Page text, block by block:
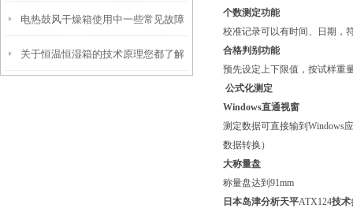
必要的损失
电热鼓风干燥箱使用中一些常见故障
分析
关于恒温恒湿箱的技术原理您都了解
个数测定功能
校准记录可以有时间、日期，
合格判别功能
预先设定上下限值，按试样重
公式化测定
Windows直通视窗
测定数据可直接输到Windows
数据转换）
大称量盘
称量盘达到91mm
日本岛津分析天平ATX124技术